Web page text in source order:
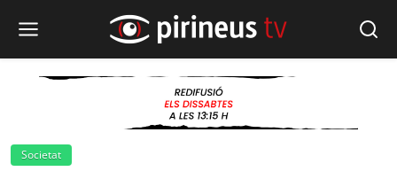
Societat